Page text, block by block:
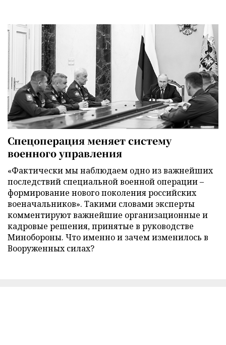
Спецоперация меняет систему
военного управления
«Фактически мы наблюдаем одно из важнейших
последствий специальной военной операции –
формирование нового поколения российских
военачальников». Такими словами эксперты
комментируют важнейшие организационные и
кадровые решения, принятые в руководстве
Минобороны. Что именно и зачем изменилось в
Вооруженных силах?